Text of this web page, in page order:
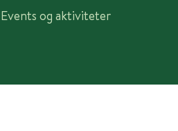
Events og aktiviteter